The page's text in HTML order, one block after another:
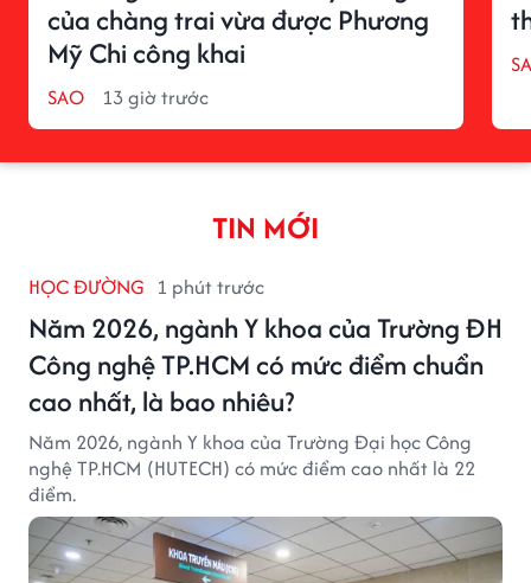
của chàng trai vừa được Phương
Mỹ Chi công khai
SAO 13 giờ trước
TIN MỚI
HỌC ĐƯỜNG 1 phút trước
Năm 2026, ngành Y khoa của Trường ĐH
Công nghệ TP.HCM có mức điểm chuẩn
cao nhất, là bao nhiêu?
Năm 2026, ngành Y khoa của Trường Đại học Công
nghệ TP.HCM (HUTECH) có mức điểm cao nhất là 22
điểm.